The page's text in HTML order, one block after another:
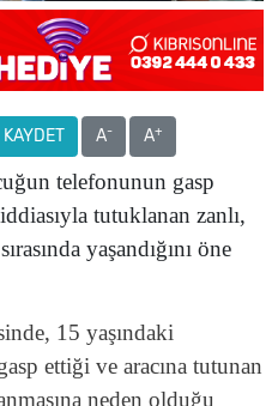
KAYDET A- A+
telefonunun gasp
tutuklanan zanlı,
yaşandığını öne
15 yaşındaki
ettiği ve aracına tutunan
neden olduğu